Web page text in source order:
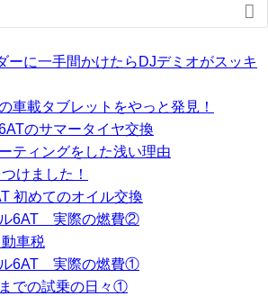

ーに一手間かけたらDJデミオがスッキ
車載タブレットをやっと発見！
のサマータイヤ交換
ティングをした浅い理由
けました！
初めてのオイル交換
6AT 実際の燃費②
車税
6AT 実際の燃費①
での試乗の日々①